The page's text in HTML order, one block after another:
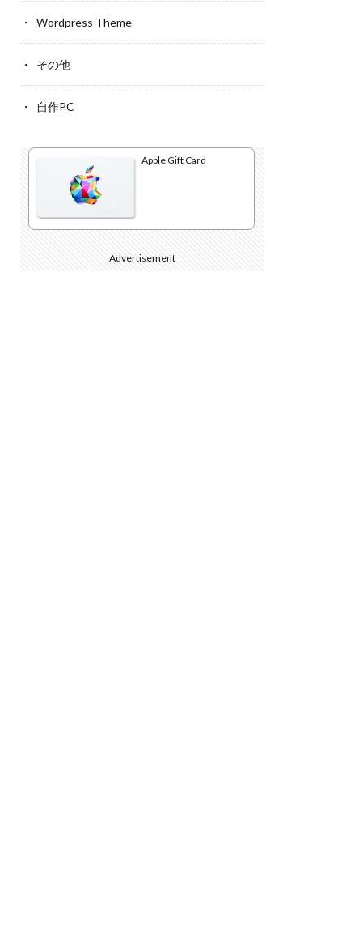
Wordpress Theme
その他
自作PC
Apple Gift Card
Advertisement